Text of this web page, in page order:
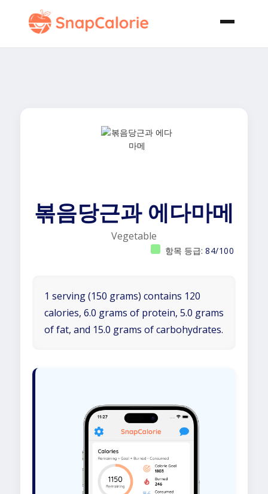
볶음당근과 에다마메
Vegetable
항목 등급: 84/100
1 serving (150 grams) contains 120
calories, 6.0 grams of protein, 5.0 grams
of fat, and 15.0 grams of carbohydrates.